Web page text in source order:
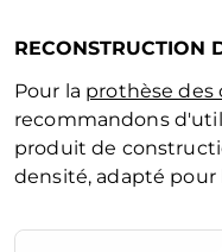
RECONSTRUCTION
Pour la prothèse des
recommandons
produit de
densité, adapté
La navigation entre les
Appuyez pour passer le